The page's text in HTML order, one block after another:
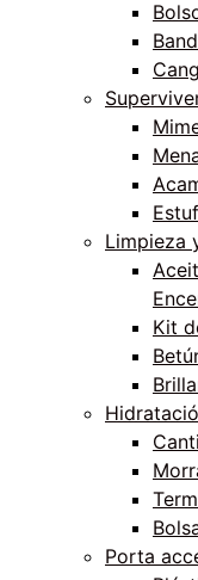
Limpieza
Kit
Porta